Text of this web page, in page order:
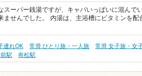
スーパー銭湯ですが、キャパいっぱいに混んで
ませんでした。 内湯は、主浴槽にビタミンを配
連れOK 常滑 ひとり旅・一人旅 常滑 女子旅・女
駅 有松駅